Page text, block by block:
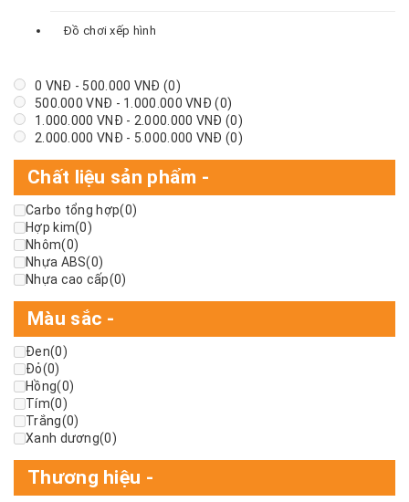
Đồ chơi xếp hình
0 VNĐ - 500.000 VNĐ (0)
500.000VNĐ - 1.000.000VNĐ (0)
1.000.000 VNĐ - 2.000.000 VNĐ (0)
2.000.000 VNĐ - 5.000.000 VNĐ (0)
Chất liệu sản phẩm -
Carbo tổng hợp(0)
Hợp kim(0)
Nhôm(0)
Nhựa ABS(0)
Nhựa cao cấp(0)
Màu sắc -
Đen(0)
Đỏ(0)
Hồng(0)
Tím(0)
Trắng(0)
Xanh dương(0)
Thương hiệu -